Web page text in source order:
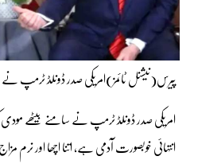
پیرس(نیشنل ٹائمز)امریکی صدر ڈونلڈ ٹرمپ نے
امریکی صدر ڈونلڈ ٹرمپ نے سامنے بیٹھے مودی کو
انتہائی خوبصورت آدمی ہے، اتنا اچھا اور نرم